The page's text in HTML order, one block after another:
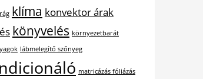
klíma konvektor árak
könyvelés környezetbarát
lábmelegítő szőnyeg
matricázás fóliázás